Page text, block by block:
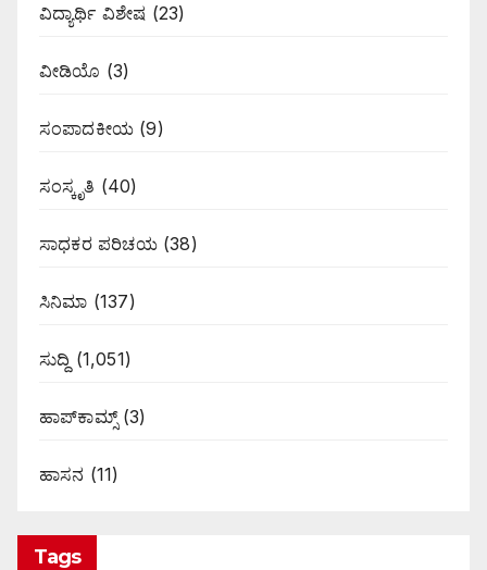
ವಿದ್ಯಾರ್ಥಿ ವಿಶೇಷ (23)
ವೀಡಿಯೊ (3)
ಸಂಪಾದಕೀಯ (9)
ಸಂಸ್ಕೃತಿ (40)
ಸಾಧಕರ ಪರಿಚಯ(38)
ಸಿನಿಮಾ (137)
ಸುದ್ದಿ (1,051)
ಹಾಪ್‌ಕಾಮ್ಸ್‌(3)
ಹಾಸನ (11)
Tags